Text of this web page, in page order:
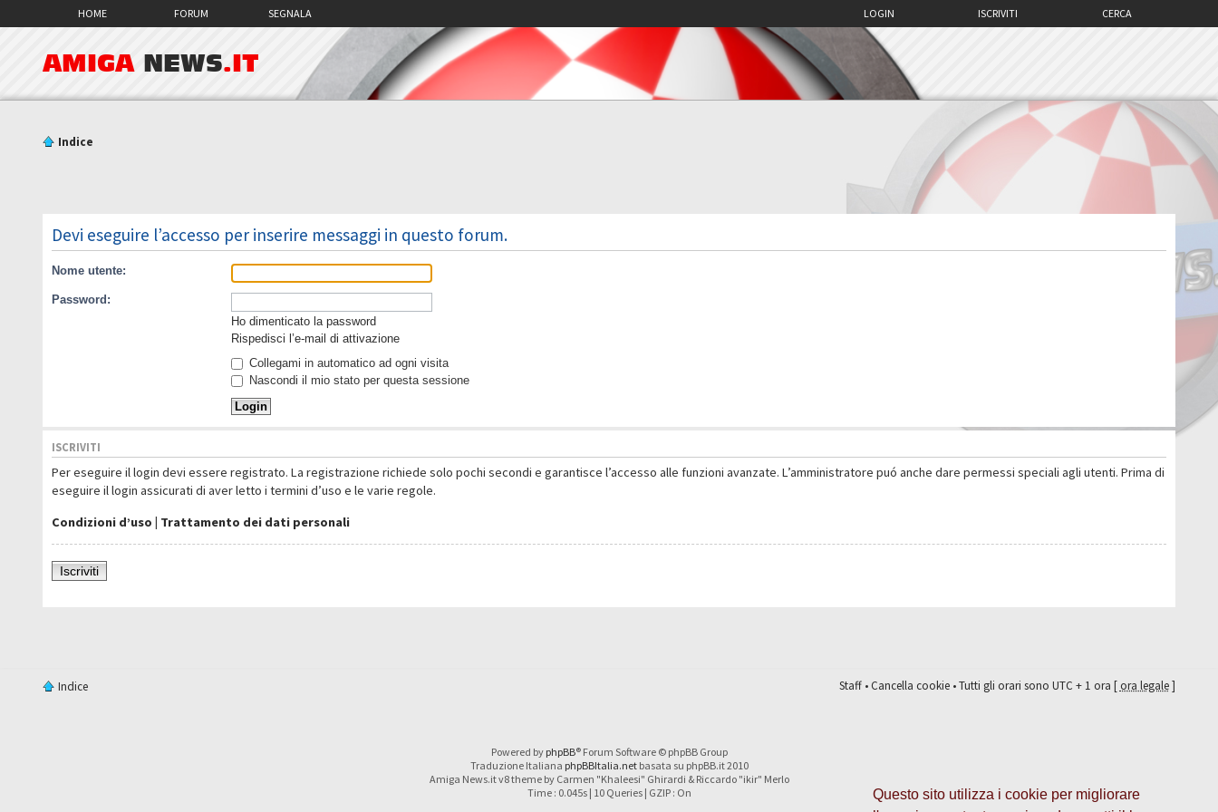
Questo sito utilizza i cookie per migliorare
HOME FORUM SEGNALA CERCA
ISCRIVITI
LOGIN
AMIGA NEWS.IT
Indice
Devi eseguire l’accesso per inserire messaggi in questo forum.
Nome utente:
Password:
Ho dimenticato la password
Rispedisci l’e-mail di attivazione
Collegami in automatico ad ogni visita
Nascondi il mio stato per questa sessione
ISCRIVITI
Per eseguire il login devi essere registrato. La registrazione richiede solo pochi secondi e garantisce l’accesso alle funzioni avanzate. L’amministratore puó anche dare permessi speciali agli utenti. Prima di
eseguire il login assicurati di aver letto i termini d’uso e le varie regole.
Condizioni d’uso | Trattamento dei dati personali
Iscriviti
Indice Staff•Cancella cookie• Tutti gli orari sono UTC + 1 ora [ora legale]
Powered by phpBB® Forum Software © phpBB Group
Traduzione Italiana phpBBItalia.netbasata su phpBB.it 2010
Amiga News.it v8 theme by Carmen "Khaleesi" Ghirardi & Riccardo "ikir" Merlo
Time : 0.045s | 10 Queries | GZIP : On